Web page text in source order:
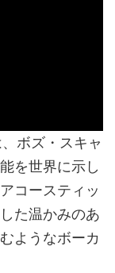
ボズ・スキャ
を世界に示し
コースティッ
た温かみのあ
ようなボーカ